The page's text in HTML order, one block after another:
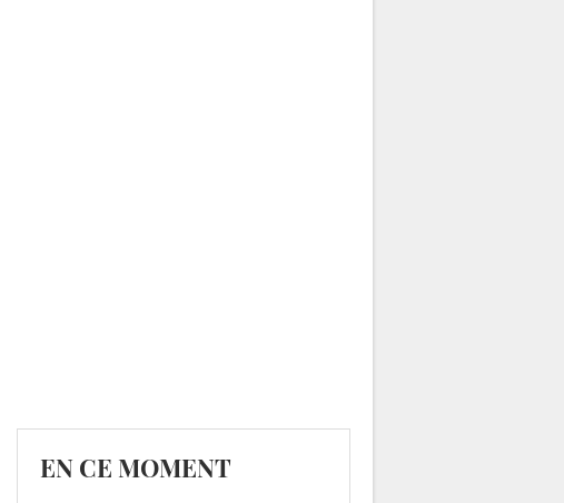
EN CE MOMENT